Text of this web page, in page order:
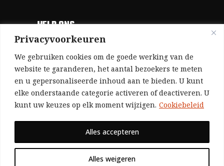
Privacyvoorkeuren
We gebruiken cookies om de goede werking van de
website te garanderen, het aantal bezoekers te meten
en u gepersonaliseerde inhoud aan te bieden. U kunt
elke onderstaande categorie activeren of deactiveren. U
kunt uw keuzes op elk moment wijzigen. Cookiebeleid
Alles weigeren
Alles accepteren
HELP ONS
Aangezien we volledig zelf gefinancierd zijn
(zonder subsidies, zonder commerciële
advertenties en zonder rijke sponsors), zijn we
voor de publicatie van ons tijdschrift uitsluitend
afhankelijk van de financiële steun van onze
Bij voorbaat dank voor uw solidariteit.